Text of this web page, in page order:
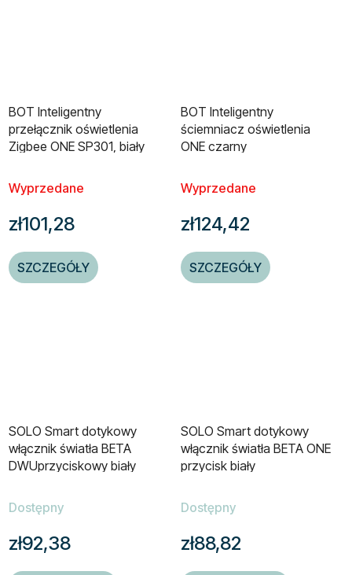
BOT Inteligentny
przełącznik oświetlenia
Zigbee ONE SP301, biały
Wyprzedane
zł101,28
SZCZEGÓŁY
BOT Inteligentny
ściemniacz oświetlenia
ONE czarny
Wyprzedane
zł124,42
SZCZEGÓŁY
SOLO Smart dotykowy
włącznik światła BETA
DWUprzyciskowy biały
Dostępny
zł92,38
SOLO Smart dotykowy
włącznik światła BETA ONE
przycisk biały
Dostępny
zł88,82